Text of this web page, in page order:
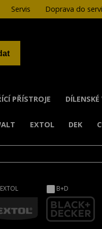
Servis Doprava do
PŘÍSTROJE
EXTOL DEK
EXTOL B+D